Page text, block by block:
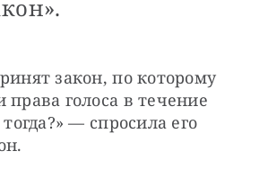
закон, по которому
голоса в течение
— спросила его